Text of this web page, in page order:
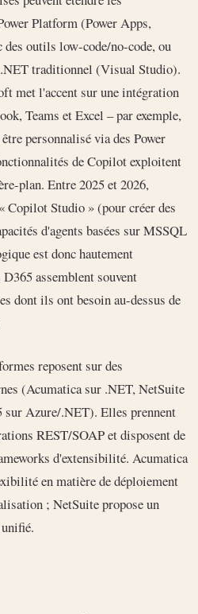
Platform (Power Apps,
des outils low-code/no-code, ou
traditionnel (Visual Studio).
met l'accent sur une intégration
Teams et Excel – par exemple,
personnalisé via des Power
de Copilot exploitent
plan. Entre 2025 et 2026,
Studio » (pour créer des
d'agents basées sur MSSQL
est donc hautement
assemblent souvent
dont ils ont besoin au-dessus de
reposent sur des
(Acumatica sur .NET, NetSuite
sur Azure/.NET). Elles prennent
REST/SOAP et disposent de
d'extensibilité. Acumatica
en matière de déploiement
; NetSuite propose un